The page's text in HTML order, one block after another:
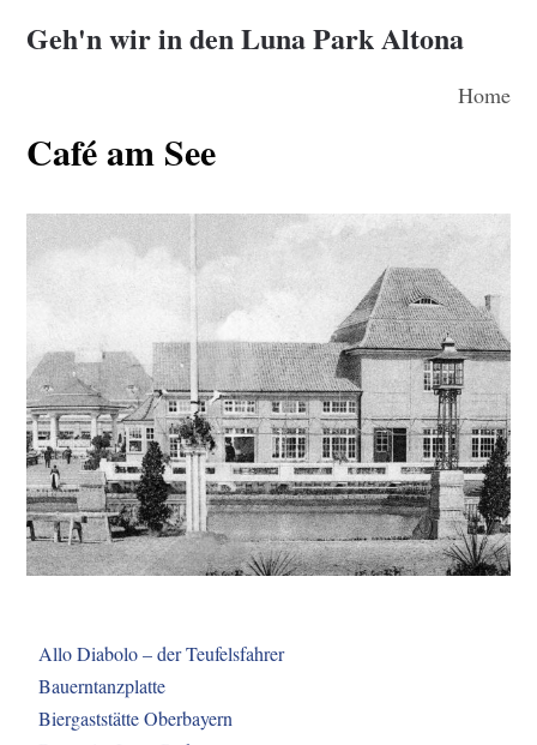
Geh'n wir in den Luna Park Altona
Home
Café am See
Allo Diabolo – der Teufelsfahrer
Bauerntanzplatte
Biergaststätte Oberbayern